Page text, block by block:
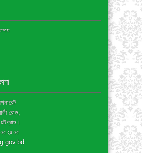
রোড,